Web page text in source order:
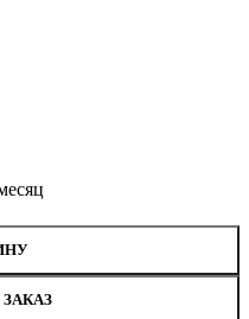
ВМФ РФ, Р.4126ПА